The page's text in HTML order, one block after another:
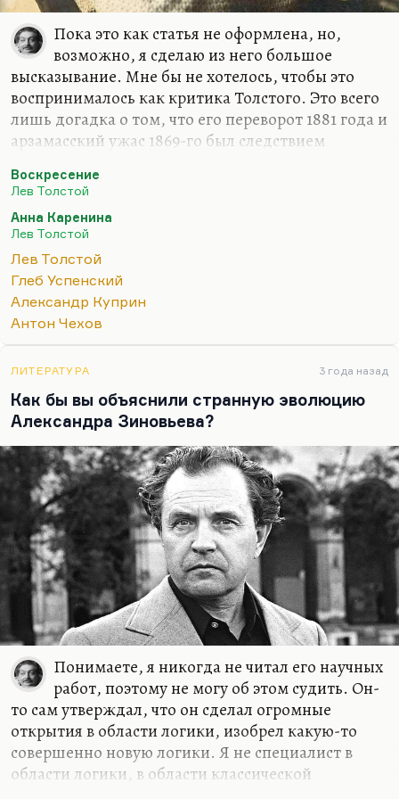
Пока это как статья не оформлена, но,
возможно, я сделаю из него большое
высказывание. Мне бы не хотелось, чтобы это
воспринималось как критика Толстого. Это всего
лишь догадка о том, что его переворот 1881 года и
арзамасский ужас 1869-го был следствием
и это бывает довольно часто – никак не
его художественными возможностями. Есть
человеку в полном объеме его творческий и
интеллектуальный потенциал. Более того, он
критичен в отношении этих болезней, он это
понимает. Глеб Успенский прекрасно понимал,
чудовищное…
Воскресение
Лев Толстой
Анна Каренина
Лев Толстой
Лев Толстой
Глеб Успенский
Александр Куприн
Антон Чехов
ЛИТЕРАТУРА 3 года назад
Как бы вы объяснили странную эволюцию
Александра Зиновьева?
Понимаете, я никогда не читал его научных
работ, поэтому не могу об этом судить. Он-
то сам утверждал, что он сделал огромные
открытия в области логики, изобрел какую-то
совершенно новую логики. Я не специалист в
области логики, в области классической